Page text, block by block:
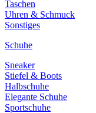
Taschen
Uhren & Schmuck
Sonstiges
Schuhe
Sneaker
Stiefel & Boots
Halbschuhe
Elegante Schuhe
Sportschuhe